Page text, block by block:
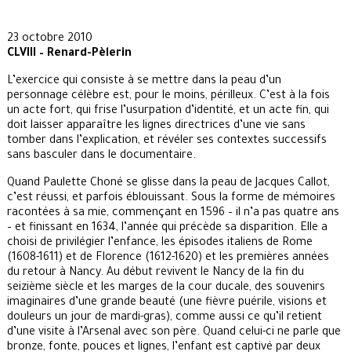
23 octobre 2010
CLVIII – Renard-Pèlerin
L’exercice qui consiste à se mettre dans la peau d’un
personnage célèbre est, pour le moins, périlleux. C’est à la fois
un acte fort, qui frise l’usurpation d’identité, et un acte fin, qui
doit laisser apparaître les lignes directrices d’une vie sans
tomber dans l’explication, et révéler ses contextes successifs
sans basculer dans le documentaire.
Quand Paulette Choné se glisse dans la peau de Jacques Callot,
c’est réussi, et parfois éblouissant. Sous la forme de mémoires
racontées à sa mie, commençant en 1596 – il n’a pas quatre ans
– et finissant en 1634, l’année qui précède sa disparition. Elle a
choisi de privilégier l’enfance, les épisodes italiens de Rome
(1608-1611) et de Florence (1612-1620) et les premières années
du retour à Nancy. Au début revivent le Nancy de la fin du
seizième siècle et les marges de la cour ducale, des souvenirs
imaginaires d’une grande beauté (une fièvre puérile, visions et
douleurs un jour de mardi-gras), comme aussi ce qu’il retient
d’une visite à l’Arsenal avec son père. Quand celui-ci ne parle que
bronze, fonte, pouces et lignes, l’enfant est captivé par deux